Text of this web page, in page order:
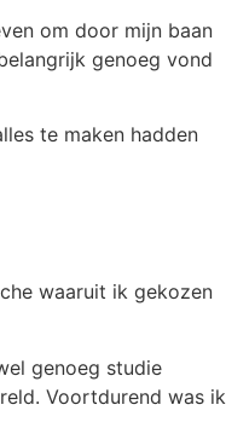
om door mijn baan
genoeg vond
te maken hadden
waaruit ik gekozen
genoeg studie
Voortdurend was ik